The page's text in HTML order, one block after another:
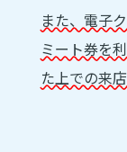
また、電子
ミート券を
た上での来